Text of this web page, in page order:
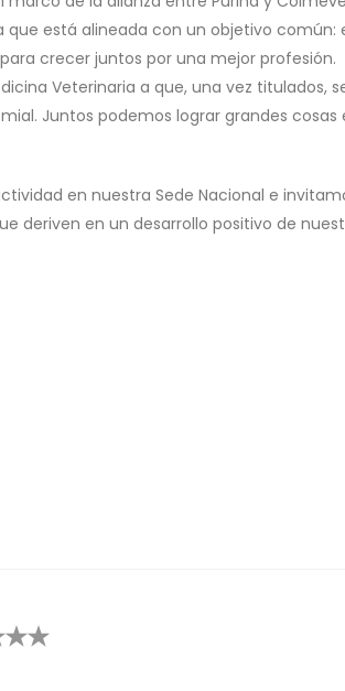
está alineada con un objetivo común:
crecer juntos por una mejor profesión.
Veterinaria a que, una vez titulados,
Juntos podemos lograr grandes cosas
en nuestra Sede Nacional e
deriven en un desarrollo positivo de